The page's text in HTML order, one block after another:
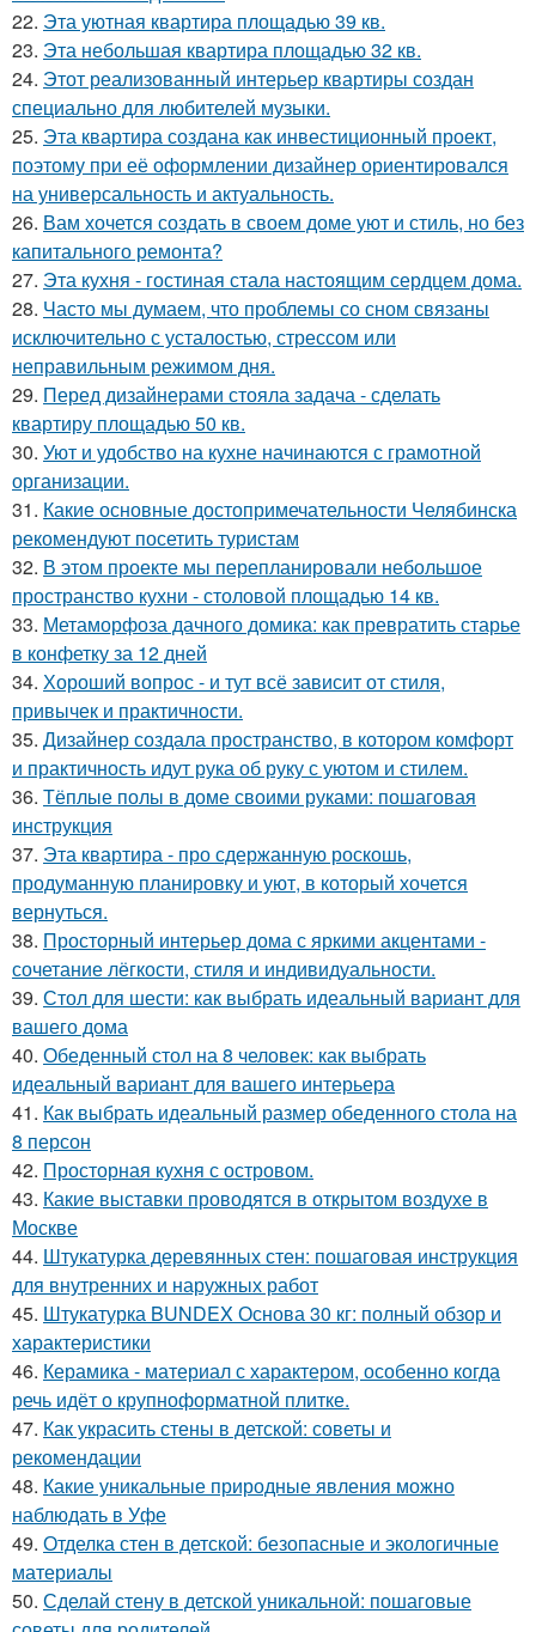
22. Эта уютная квартира площадью 39 кв.
23. Эта небольшая квартира площадью 32 кв.
24. Этот реализованный интерьер квартиры создан
специально для любителей музыки.
25. Эта квартира создана как инвестиционный проект,
поэтому при её оформлении дизайнер ориентировался
на универсальность и актуальность.
26. Вам хочется создать в своем доме уют и стиль, но без
капитального ремонта?
27. Эта кухня - гостиная стала настоящим сердцем дома.
28. Часто мы думаем, что проблемы со сном связаны
исключительно с усталостью, стрессом или
неправильным режимом дня.
29. Перед дизайнерами стояла задача - сделать
квартиру площадью 50 кв.
30. Уют и удобство на кухне начинаются с грамотной
организации.
31. Какие основные достопримечательности Челябинска
рекомендуют посетить туристам
32. В этом проекте мы перепланировали небольшое
пространство кухни - столовой площадью 14 кв.
33. Метаморфоза дачного домика: как превратить старье
в конфетку за 12 дней
34. Хороший вопрос - и тут всё зависит от стиля,
привычек и практичности.
35. Дизайнер создала пространство, в котором комфорт
и практичность идут рука об руку с уютом и стилем.
36. Тёплые полы в доме своими руками: пошаговая
инструкция
37. Эта квартира - про сдержанную роскошь,
продуманную планировку и уют, в который хочется
вернуться.
38. Просторный интерьер дома с яркими акцентами -
сочетание лёгкости, стиля и индивидуальности.
39. Стол для шести: как выбрать идеальный вариант для
вашего дома
40. Обеденный стол на 8 человек: как выбрать
идеальный вариант для вашего интерьера
41. Как выбрать идеальный размер обеденного стола на
8 персон
42. Просторная кухня с островом.
43. Какие выставки проводятся в открытом воздухе в
Москве
44. Штукатурка деревянных стен: пошаговая инструкция
для внутренних и наружных работ
45. Штукатурка BUNDEX Основа 30 кг: полный обзор и
характеристики
46. Керамика - материал с характером, особенно когда
речь идёт о крупноформатной плитке.
47. Как украсить стены в детской: советы и
рекомендации
48. Какие уникальные природные явления можно
наблюдать в Уфе
49. Отделка стен в детской: безопасные и экологичные
материалы
50. Сделай стену в детской уникальной: пошаговые